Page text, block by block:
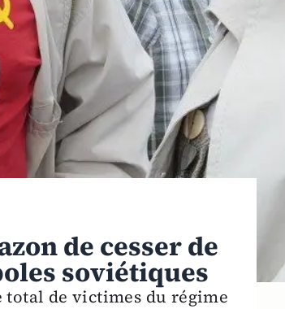
de cesser de
soviétiques
total de victimes du régime